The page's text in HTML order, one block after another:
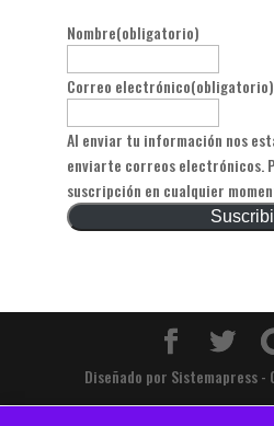
Nombre(obligatorio)
Correo electrónico(obligatorio)
Al enviar tu información nos
enviarte correos electrónicos.
suscripción en cualquier
Diseñado por Sistemapress -